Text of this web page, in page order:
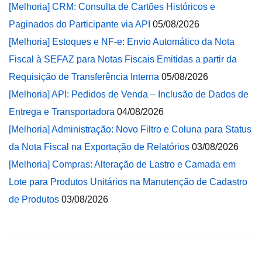
[Melhoria] CRM: Consulta de Cartões Históricos e
Paginados do Participante via API 05/08/2026
[Melhoria] Estoques e NF-e: Envio Automático da Nota
Fiscal à SEFAZ para Notas Fiscais Emitidas a partir da
Requisição de Transferência Interna 05/08/2026
[Melhoria] API: Pedidos de Venda – Inclusão de Dados de
Entrega e Transportadora 04/08/2026
[Melhoria] Administração: Novo Filtro e Coluna para Status
da Nota Fiscal na Exportação de Relatórios 03/08/2026
[Melhoria] Compras: Alteração de Lastro e Camada em
Lote para Produtos Unitários na Manutenção de Cadastro
de Produtos 03/08/2026